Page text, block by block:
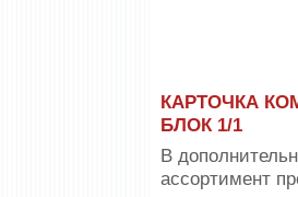
КАРТОЧКА
БЛОК 1/1
В
ассортимент